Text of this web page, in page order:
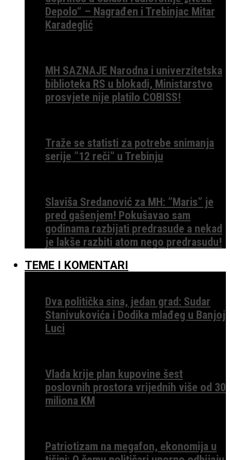
Depolo“ – Nagrađen i Trebinjac Mitar
Karadeglić
MH SAZNAJE Narodna i univerzitetska
biblioteka RS u blokadi, Ministarstvo
prosvjete nije platilo COBISS!
Traže se statisti za potrebe snimanja
serije ”12 reči” u Trebinju
Slaviša Sredanović za MH: ”Maris” je
pred gašenjem! Pokušavao sam
godinama razbijati predrasude a nekad
je lakše razbiti atom nego predrasudu!
TEME I KOMENTARI
Dva politička sina, jedan grad: Sudar
Stanivukovića i Dodika mlađeg u Banjoj
Luci
Vlada krije plan kupovine šest
poslovnih prostora vrijednih više od 30
miliona KM
Patriotizam na megafon, ekonomija u